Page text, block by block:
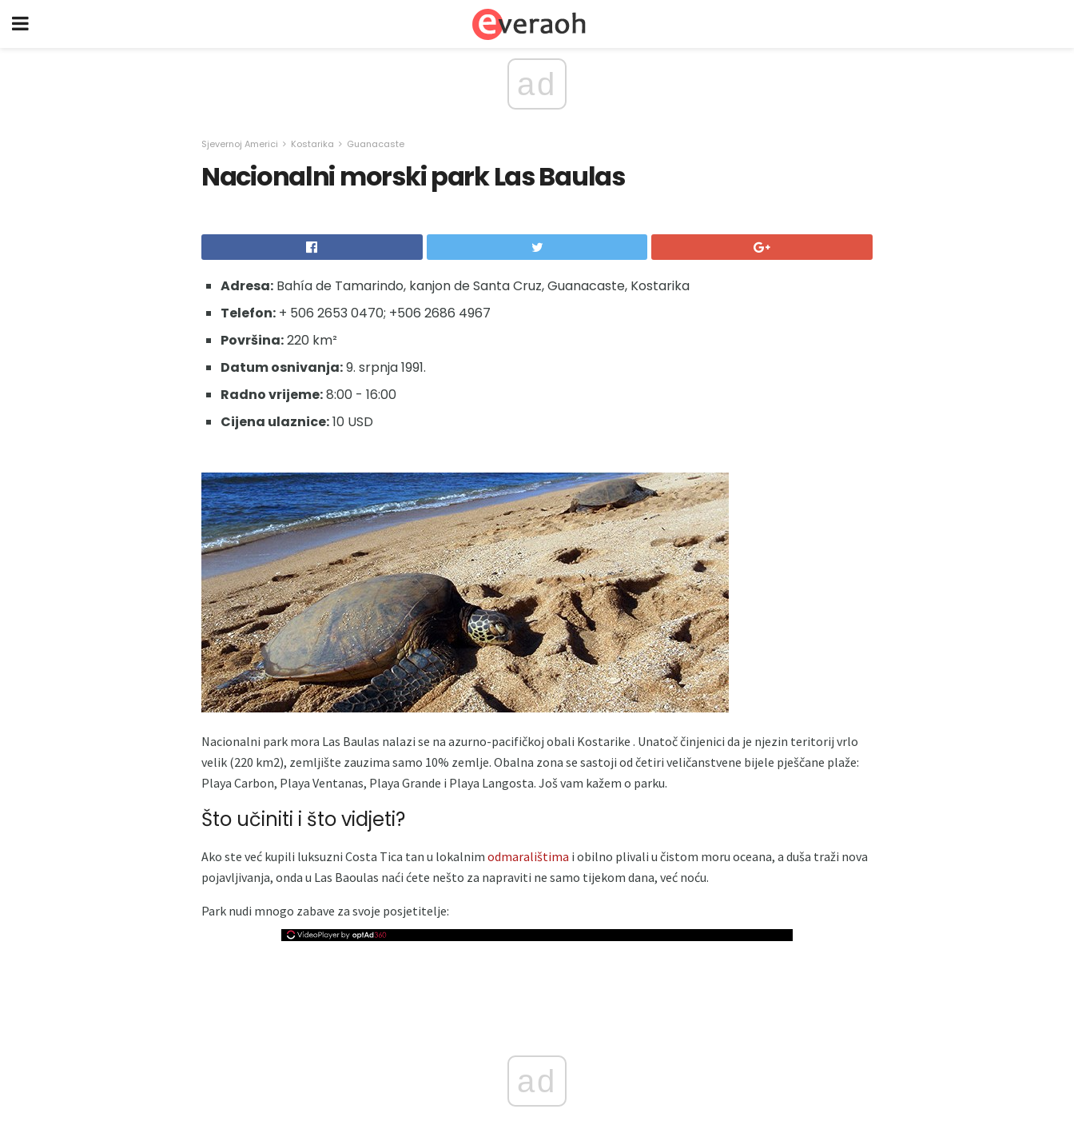
ad
Sjevernoj Americi Kostarika Guanacaste
Nacionalni morski park Las Baulas
Adresa: Bahía de Tamarindo, kanjon de Santa Cruz, Guanacaste, Kostarika
Telefon: + 506 2653 0470; +506 2686 4967
Površina:220 km²
Datum osnivanja:9. srpnja 1991.
Radno vrijeme:8:00 - 16:00
Cijena ulaznice:10 USD
Nacionalni park mora Las Baulas nalazi se na azurno-pacifičkoj obali Kostarike . Unatoč činjenici da je njezin teritorij vrlo
velik (220 km2), zemljište zauzima samo 10% zemlje. Obalna zona se sastoji od četiri veličanstvene bijele pješčane plaže:
Playa Carbon, Playa Ventanas, Playa Grande i Playa Langosta. Još vam kažem o parku.
Što učiniti i što vidjeti?
Ako ste već kupili luksuzni Costa Tica tan u lokalnim odmaralištima i obilno plivali u čistom moru oceana, a duša traži nova
pojavljivanja, onda u Las Baoulas naći ćete nešto za napraviti ne samo tijekom dana, već noću.
Park nudi mnogo zabave za svoje posjetitelje:
ad